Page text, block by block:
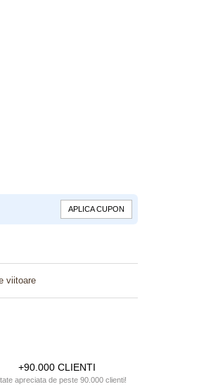
APLICA CUPON
viitoare
+90.000 CLIENTI
apreciata de peste 90.000 clienti!